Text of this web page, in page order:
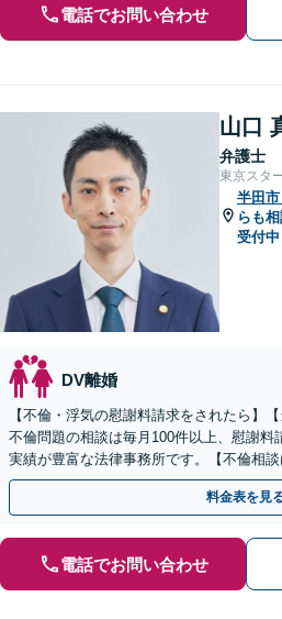
電話でお問い合わせ
山口
弁護士
東京スタ
半田市
らも
受付中
DV離婚
【不倫・浮気の慰謝料請求をされたら】
不倫問題の相談は毎月100件以上、慰謝料
実績が豊富な法律事務所です。【不倫相
ご契約まで対応可/来所不要】
料金表を見
電話でお問い合わせ